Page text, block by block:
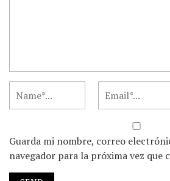
Guarda mi nombre, correo
navegador para la próxima vez que